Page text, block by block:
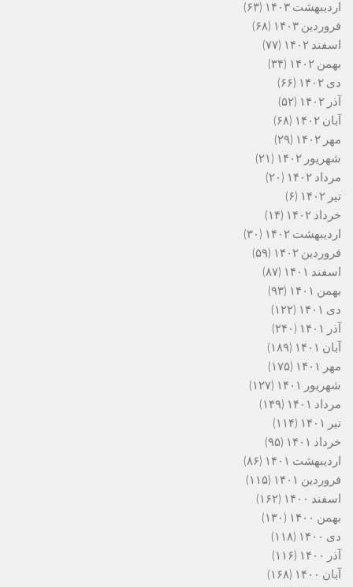
اردیبهشت ۱۴۰۳
(۶۳)
فروردین ۱۴۰۳
(۶۸)
اسفند ۱۴۰۲
(۷۷)
بهمن ۱۴۰۲
(۳۴)
دی ۱۴۰۲
(۶۶)
آذر ۱۴۰۲
(۵۲)
آبان ۱۴۰۲
(۶۸)
مهر ۱۴۰۲
(۲۹)
شهریور ۱۴۰۲
(۲۱)
مرداد ۱۴۰۲
(۲۰)
تیر ۱۴۰۲
(۶)
خرداد ۱۴۰۲
(۱۴)
اردیبهشت ۱۴۰۲
(۳۰)
فروردین ۱۴۰۲
(۵۹)
اسفند ۱۴۰۱
(۸۷)
بهمن ۱۴۰۱
(۹۳)
دی ۱۴۰۱
(۱۲۲)
آذر ۱۴۰۱
(۲۴۰)
آبان ۱۴۰۱
(۱۸۹)
مهر ۱۴۰۱
(۱۷۵)
شهریور ۱۴۰۱
(۱۲۷)
مرداد ۱۴۰۱
(۱۴۹)
تیر ۱۴۰۱
(۱۱۴)
خرداد ۱۴۰۱
(۹۵)
اردیبهشت ۱۴۰۱
(۸۶)
فروردین ۱۴۰۱
(۱۱۵)
اسفند ۱۴۰۰
(۱۶۲)
بهمن ۱۴۰۰
(۱۳۰)
دی ۱۴۰۰
(۱۱۸)
آذر ۱۴۰۰
(۱۱۶)
آبان ۱۴۰۰
(۱۶۸)